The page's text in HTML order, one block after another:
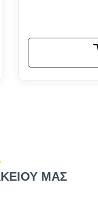
ΜΑΣ